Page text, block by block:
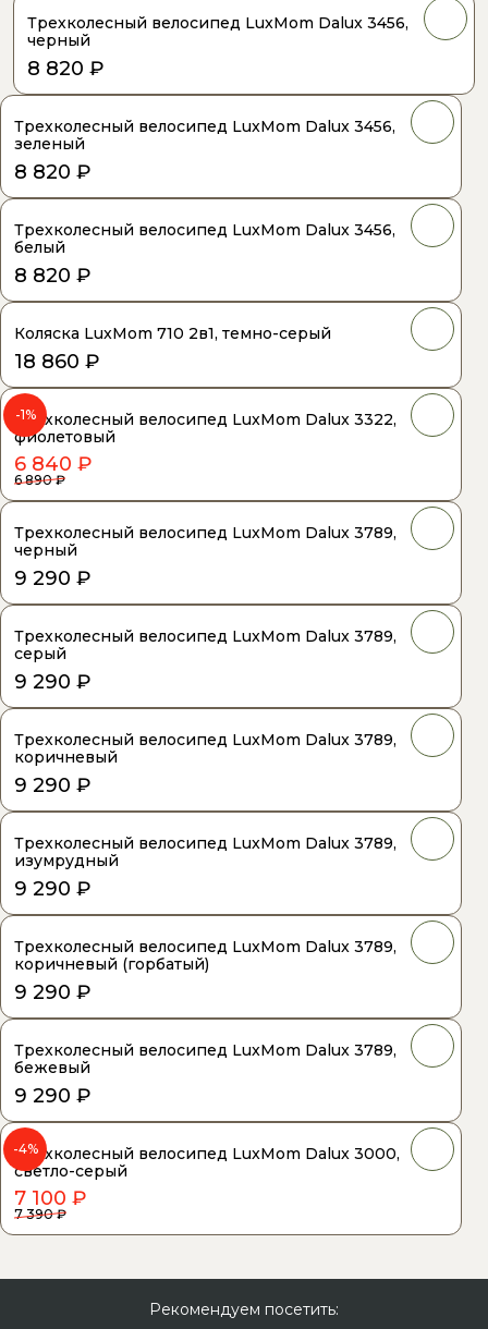
Трехколесный велосипед LuxMom Dalux 3456,
черный
8 820 ₽
Трехколесный велосипед LuxMom Dalux 3456,
зеленый
8 820 ₽
Трехколесный велосипед LuxMom Dalux 3456,
белый
8 820 ₽
Коляска LuxMom 710 2в1, темно-серый
18 860 ₽
-1%
Трехколесный велосипед LuxMom Dalux 3322,
фиолетовый
6 840 ₽
6 890 ₽
Трехколесный велосипед LuxMom Dalux 3789,
черный
9 290 ₽
Трехколесный велосипед LuxMom Dalux 3789,
серый
9 290 ₽
Трехколесный велосипед LuxMom Dalux 3789,
коричневый
9 290 ₽
Трехколесный велосипед LuxMom Dalux 3789,
изумрудный
9 290 ₽
Трехколесный велосипед LuxMom Dalux 3789,
коричневый (горбатый)
9 290 ₽
Трехколесный велосипед LuxMom Dalux 3789,
бежевый
9 290 ₽
-4%
Трехколесный велосипед LuxMom Dalux 3000,
светло-серый
7 100 ₽
7 390 ₽
Рекомендуем посетить: